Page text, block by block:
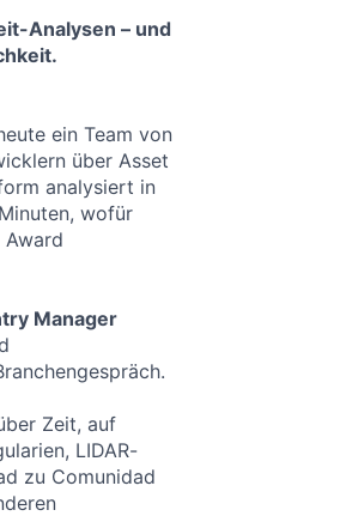
Analysen – und
ein Team von
über Asset
analysiert in
wofür
Manager
Zeit, auf
LIDAR-
zu Comunidad